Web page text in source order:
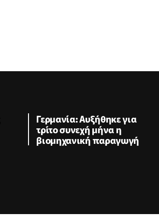
Γερμανία: Αυξήθηκε για
τρίτο συνεχή μήνα η
βιομηχανική παραγωγή